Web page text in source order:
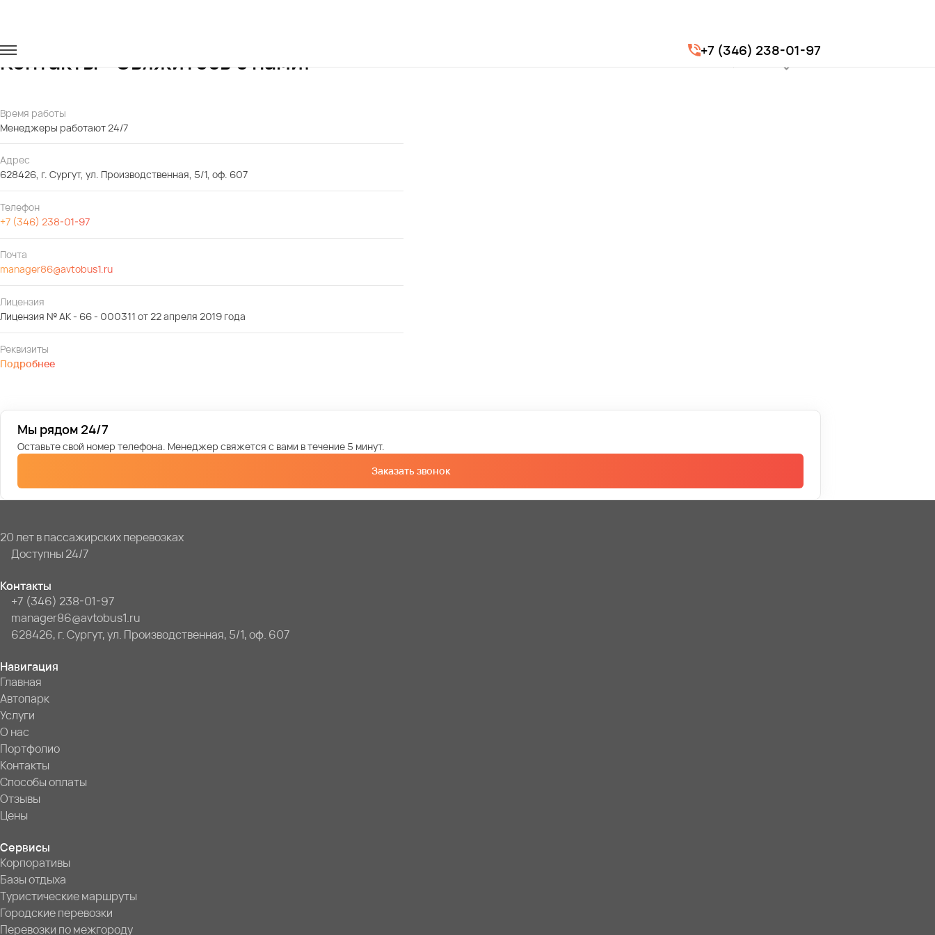
+7 (346) 238-01-97
Контакты - Свяжитесь с нами! АО «Авангард»
Время работы
Менеджеры работают 24/7
Адрес
628426, г. Сургут, ул. Производственная, 5/1, оф. 607
Телефон
+7 (346) 238-01-97
Почта
manager86@avtobus1.ru
Лицензия
Лицензия № АК - 66 - 000311 от 22 апреля 2019 года
Реквизиты
Подробнее
Мы рядом 24/7
Оставьте свой номер телефона. Менеджер свяжется с вами в течение 5 минут.
Заказать звонок
20 лет в пассажирских перевозках
Доступны 24/7
Контакты
+7 (346) 238-01-97
manager86@avtobus1.ru
628426, г. Сургут, ул. Производственная, 5/1, оф. 607
Навигация
Главная
Автопарк
Услуги
О нас
Портфолио
Контакты
Способы оплаты
Отзывы
Цены
Сервисы
Корпоративы
Базы отдыха
Туристические маршруты
Городские перевозки
Перевозки по межгороду